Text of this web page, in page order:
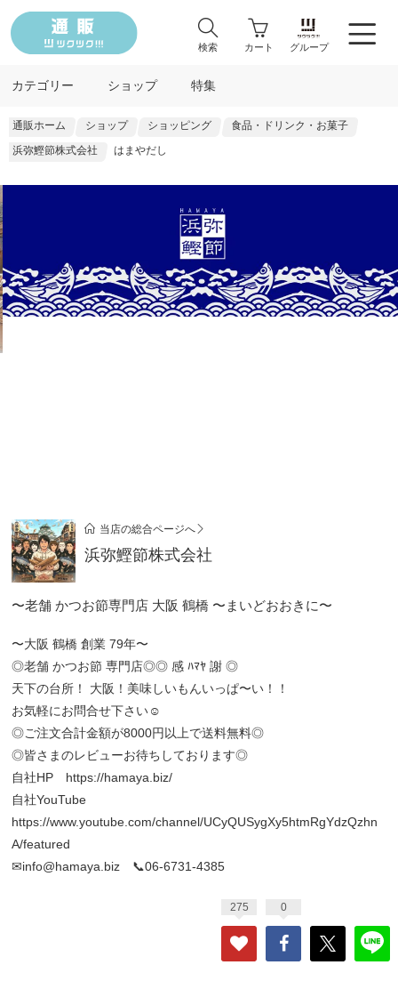
検索 カート グループ
カテゴリー ショップ 特集
通販ホーム ショップ ショッピング
食品・ドリンク・お菓子
浜弥鰹節株式会社
はまやだし
当店の総合ページへ
浜弥鰹節株式会社
〜老舗 かつお節専門店 大阪 鶴橋 〜まいどおおきに〜
〜大阪 鶴橋 創業 79年〜
◎老舗 かつお節 専門店◎◎ 感 ﾊﾏﾔ 謝 ◎
天下の台所！ 大阪！美味しいもんいっぱ〜い！！
お気軽にお問合せ下さい☺
◎ご注文合計金額が8000円以上で送料無料◎
◎皆さまのレビューお待ちしております◎
自社HP https://hamaya.biz/
自社YouTube
https://www.youtube.com/channel/UCyQUSygXy5htmRgYdzQzhn
A/featured
✉info@hamaya.biz 📞06-6731-4385
275 0